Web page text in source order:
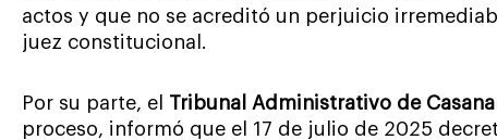
actos y que no se acreditó un perjuicio
juez constitucional.
Por su parte, el Tribunal Administrativo de
proceso, informó que el 17 de julio de 2025